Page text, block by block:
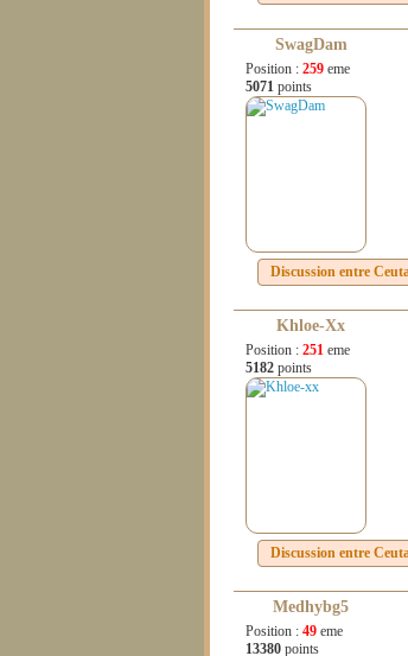
SwagDam
Position : 259 eme
5071 points
Discussion entre
Khloe-Xx
Position : 251 eme
5182 points
Discussion entre
Medhybg5
Position : 49 eme
13380 points